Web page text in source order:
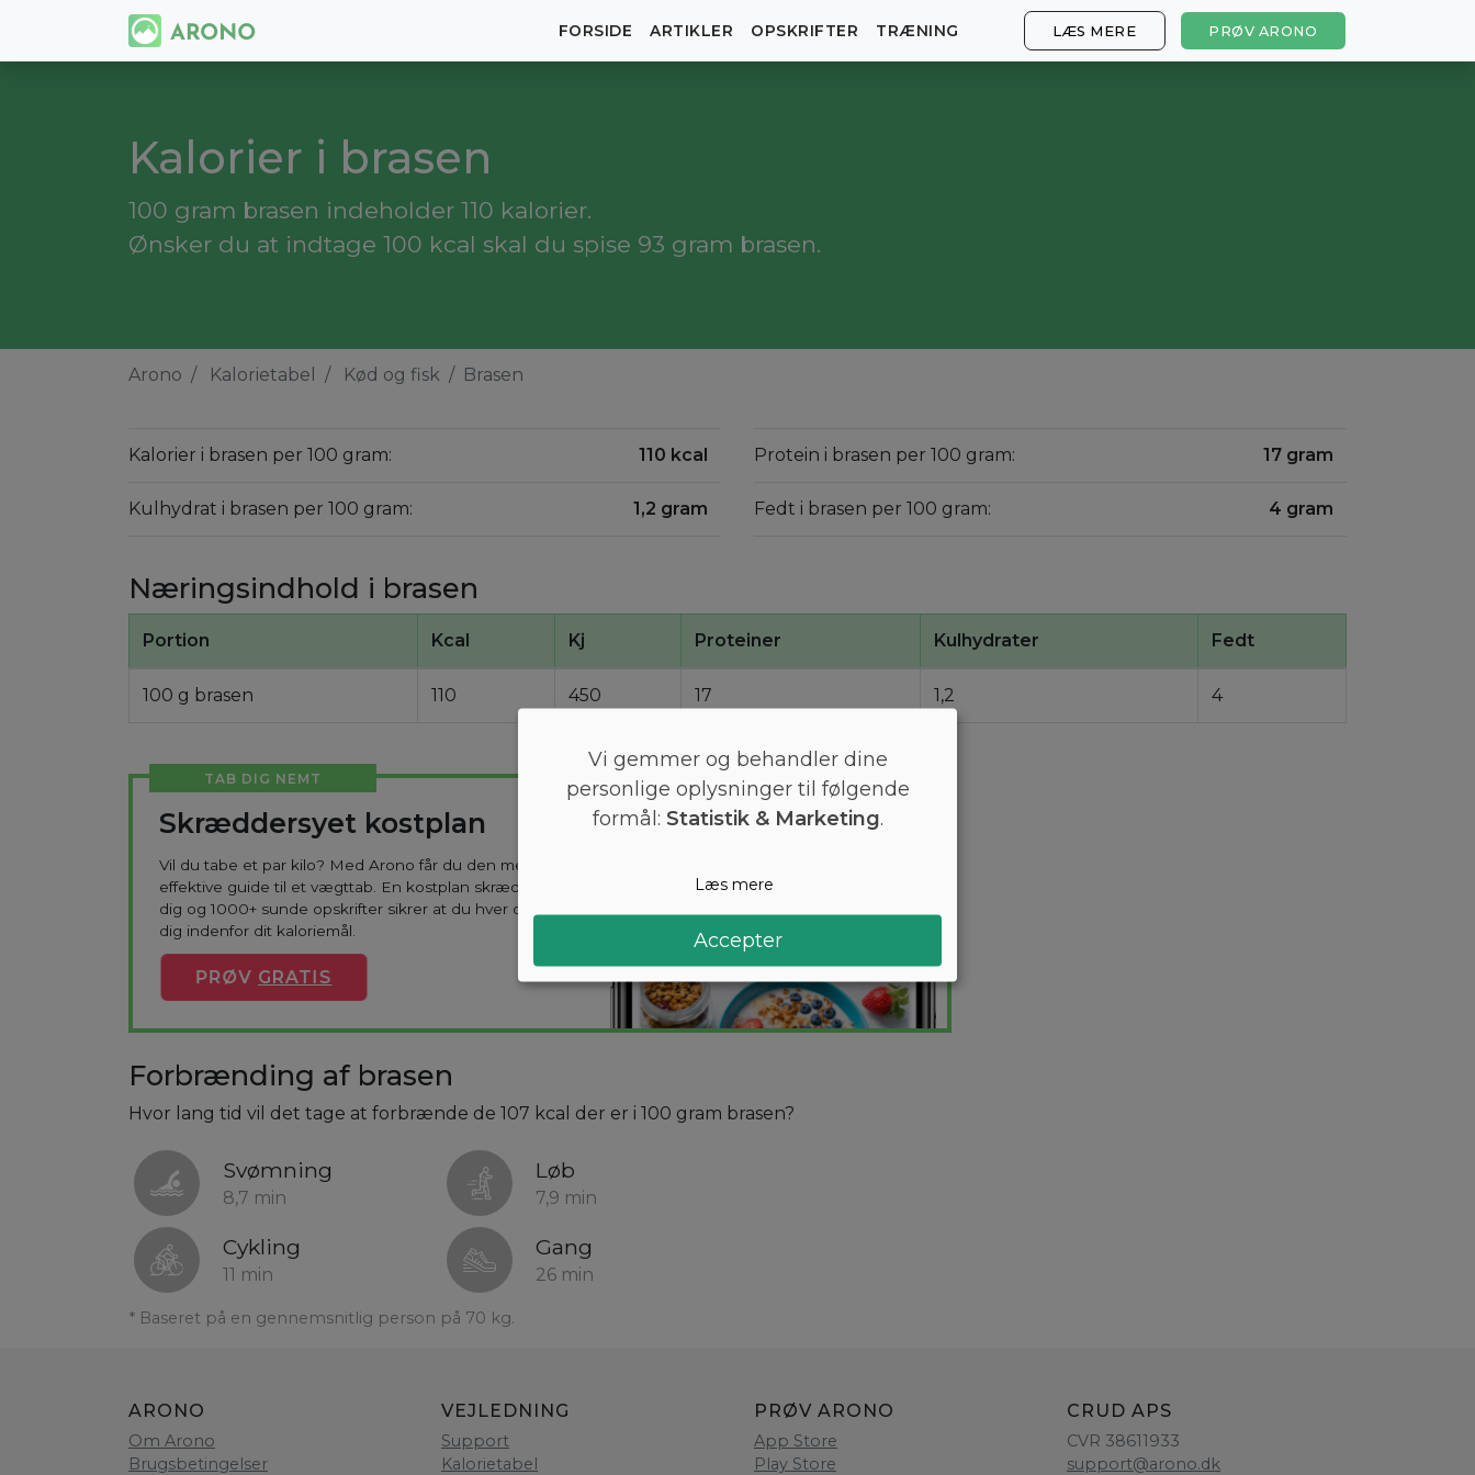
FORSIDE ARTIKLER OPSKRIFTER TRÆNING LÆS MERE PRØV ARONO
Kalorier i brasen
100 gram brasen indeholder 110 kalorier.
Ønsker du at indtage 100 kcal skal du spise 93 gram brasen.
Arono Kalorietabel Kød og fisk Brasen
Kalorier i brasen per 100 gram: 110 kcal
Kulhydrat i brasen per 100 gram: 1,2 gram
Protein i brasen per 100 gram: 17 gram
Fedt i brasen per 100 gram: 4 gram
Næringsindhold i brasen
Portion Kcal Kj Proteiner Kulhydrater Fedt
100 g brasen 110 450 17 1,2 4
TAB DIG NEMT
Skræddersyet kostplan
Vil du tabe et par kilo? Med Arono får du den mest
effektive guide til et vægttab. En kostplan skræddersyes til
dig og 1000+ sunde opskrifter sikrer at du hver dag holder
dig indenfor dit kaloriemål.
PRØV GRATIS
Forbrænding af brasen
Hvor lang tid vil det tage at forbrænde de 107 kcal der er i 100 gram brasen?
Svømning
8,7 min
Løb
7,9 min
Cykling
11 min
Gang
26 min
* Baseret på en gennemsnitlig person på 70 kg.
ARONO
Om Arono
Brugsbetingelser
VEJLEDNING
Support
Kalorietabel
PRØV ARONO
App Store
Play Store
CRUD APS
CVR 38611933
support@arono.dk
Vi gemmer og behandler dine
personlige oplysninger til følgende
formål: Statistik & Marketing.
Læs mere
Accepter